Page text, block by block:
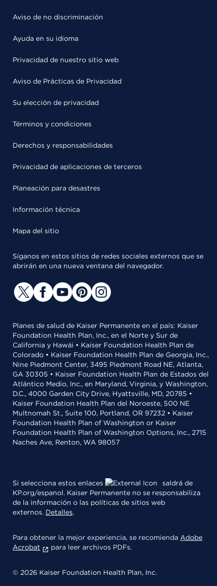
Aviso de no discriminación
Ayuda en su idioma
Privacidad de nuestro sitio web
Aviso de Prácticas de Privacidad
Su elección de privacidad
Términos y condiciones
Derechos y responsabilidades
Privacidad de aplicaciones de terceros
Planeación para desastres
Información técnica
Mapa del sitio
Síganos en estos sitios de redes sociales externos que se
abrirán en una nueva ventana del navegador.
Planes de salud de Kaiser Permanente en el país: Kaiser
Foundation Health Plan, Inc., en el Norte y Sur de
California y Hawái • Kaiser Foundation Health Plan de
Colorado • Kaiser Foundation Health Plan de Georgia, Inc.,
Nine Piedmont Center, 3495 Piedmont Road NE, Atlanta,
GA 30305 • Kaiser Foundation Health Plan de Estados del
Atlántico Medio, Inc., en Maryland, Virginia, y Washington,
D.C., 4000 Garden City Drive, Hyattsville, MD, 20785 •
Kaiser Foundation Health Plan del Noroeste, 500 NE
Multnomah St., Suite 100, Portland, OR 97232 • Kaiser
Foundation Health Plan of Washington or Kaiser
Foundation Health Plan of Washington Options, Inc., 2715
Naches Ave, Renton, WA 98057
Si selecciona estos enlaces
saldrá de
KP.org/espanol. Kaiser Permanente no se responsabiliza
de la información o las políticas de sitios web
externos. Detalles.
Para obtener la mejor experiencia, se recomienda Adobe
Acrobat
para leer archivos PDFs.
© 2026 Kaiser Foundation Health Plan, Inc.